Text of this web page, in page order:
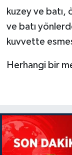
kuzey ve
ve batı
kuvvette
Herhangi bir